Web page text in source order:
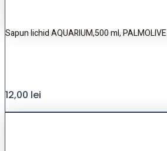
Sapun lichid AQUARIUM,500 ml, PALMOLIVE
12,00 lei